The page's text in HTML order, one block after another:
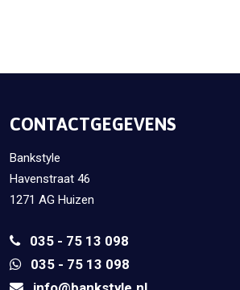
CONTACTGEGEVENS
Bankstyle
Havenstraat 46
1271 AG Huizen
035 - 75 13 098
035 - 75 13 098